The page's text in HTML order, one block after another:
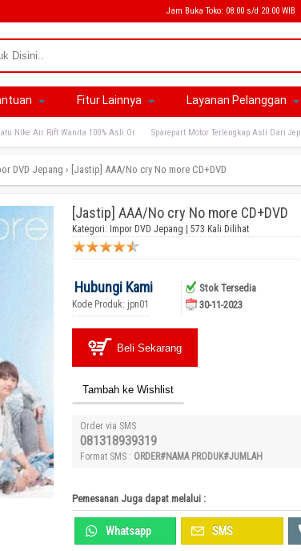
Jam Buka Toko: 08.00 s/d 20.00 WIB
Fitur Lainnya Layanan Pelanggan
Nike Air Rift Wanita 100% Asli Or Sparepart Motor Terlengkap Asli Dari Jep
DVD Jepang › [Jastip] AAA/No cry No more CD+DVD
[Jastip] AAA/No cry No more CD+DVD
Kategori: Impor DVD Jepang | 573 Kali Dilihat
Hubungi Kami
Kode Produk: jpn01
Stok Tersedia
30-11-2023
Beli Sekarang
Tambah ke Wishlist
Order via SMS
081318939319
Format SMS : ORDER#NAMA PRODUK#JUMLAH
Pemesanan Juga dapat melalui :
Whatsapp SMS